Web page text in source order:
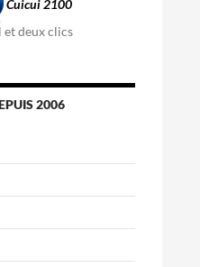
Cuicui 2100
deux clics
2006